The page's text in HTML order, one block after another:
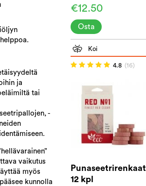
ja
tai
-
vaikutus
myös
kunnolla
€12.50
Osta
Koi
4.8 (16)
Punaseetrirenkaat
12 kpl